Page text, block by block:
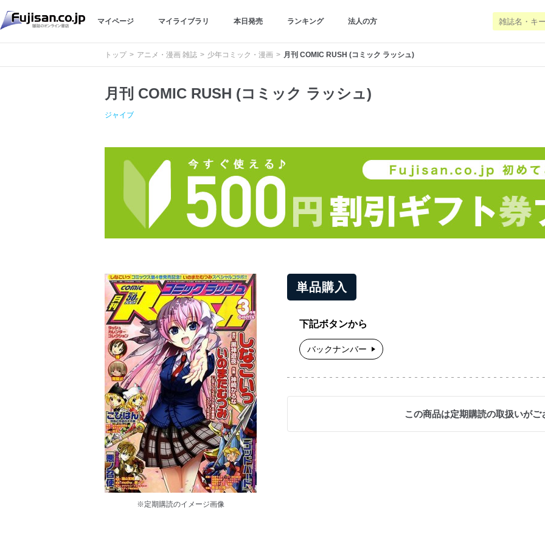
マイページ マイライブラリ 本日発売 ランキング 法人の方
トップ アニメ・漫画 雑誌 少年コミック・漫画 月刊 COMIC RUSH (コミック ラッシュ)
月刊 COMIC RUSH (コミック ラッシュ)
ジャイブ
※定期購読のイメージ画像
単品購入
下記ボタンから
バックナンバー
この商品は定期購読の取扱いがご